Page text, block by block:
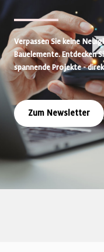
Verpassen Sie keine
Bauelemente. Entdecken
spannende Projekte -
Zum Newsletter